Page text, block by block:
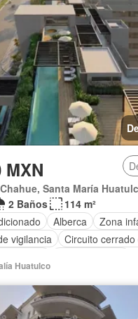
MXN
Santa María
2 Baños
114 m²
Alberca
Zona
vigilancia
Circuito
Cuarto de servicio
Gimnasio
con closet
Sala
Huatulco